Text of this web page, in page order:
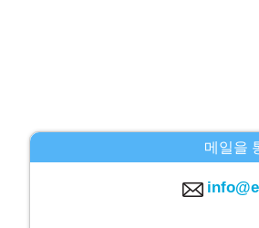
주식회사 시스퀘어 개인정보 문의창구
〒160-0023 도쿄도 신주쿠구 니시신
메일을